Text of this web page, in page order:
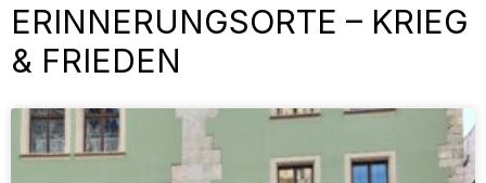
ERINNERUNGSORTE – KRIEG
& FRIEDEN